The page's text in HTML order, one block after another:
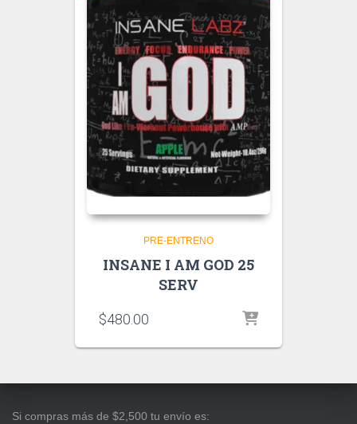
PRE-ENTRENO
INSANE I AM GOD 25
SERV
$480.00
Si compras más de $2,500 tu envío es: